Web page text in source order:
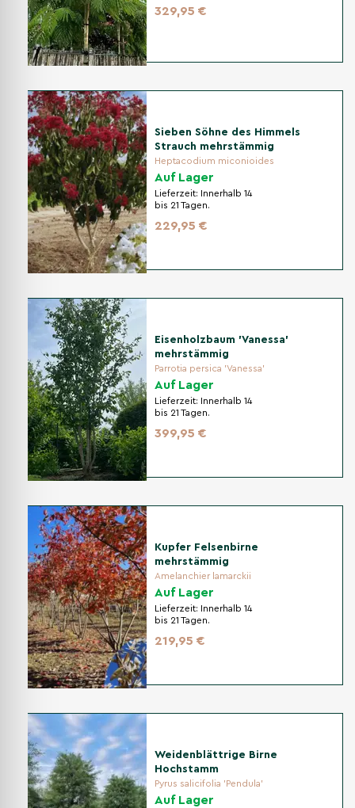
329,95 €
Sieben Söhne des Himmels
Strauch mehrstämmig
Heptacodium miconioides
Auf Lager
Lieferzeit:
Innerhalb 14
bis 21 Tagen.
229,95 €
Eisenholzbaum 'Vanessa'
mehrstämmig
Parrotia persica 'Vanessa'
Auf Lager
Lieferzeit:
Innerhalb 14
bis 21 Tagen.
399,95 €
Kupfer Felsenbirne
mehrstämmig
Amelanchier lamarckii
Auf Lager
Lieferzeit:
Innerhalb 14
bis 21 Tagen.
219,95 €
Weidenblättrige Birne
Hochstamm
Pyrus salicifolia 'Pendula'
Auf Lager